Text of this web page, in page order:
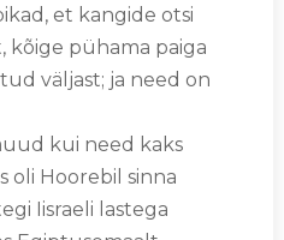
et kangide otsi
kõige pühama paiga
väljast; ja need on
kui need kaks
oli Hoorebil sinna
Iisraeli lastega